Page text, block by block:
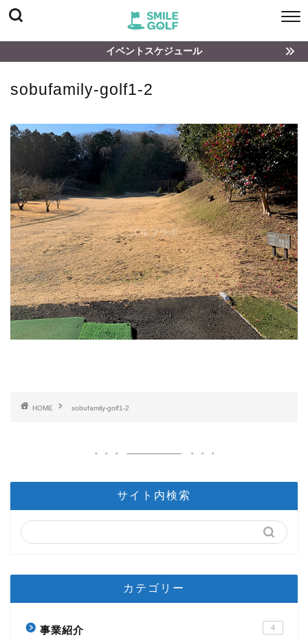
イベントスケジュール
sobufamily-golf1-2
HOME sobufamily-golf1-2
サイト内検索
カテゴリー
事業紹介 4